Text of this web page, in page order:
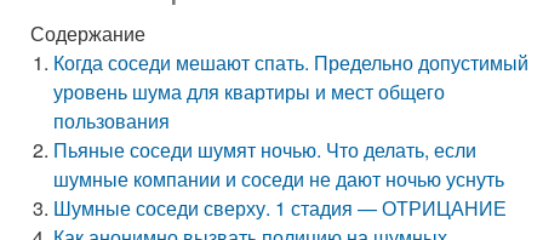
Содержание
Когда соседи мешают спать. Предельно допустимый
уровень шума для квартиры и мест общего
пользования
Пьяные соседи шумят ночью. Что делать, если
шумные компании и соседи не дают ночью уснуть
Шумные соседи сверху. 1 стадия — ОТРИЦАНИЕ